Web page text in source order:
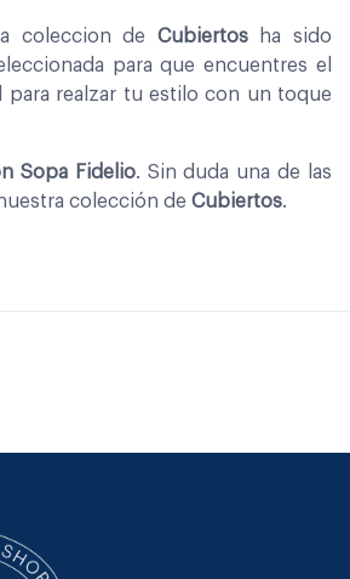
coleccion de Cubiertosha sido
para que encuentres el
para realzar tu estilo con un toque
Sopa Fidelio. Sin duda una de las
colección de Cubiertos.